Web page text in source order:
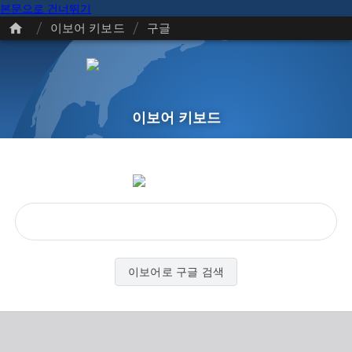
본문으로 건너뛰기
/ 이보어 키보드 / 구글
이보어 키보드
이보어로 구글 검색